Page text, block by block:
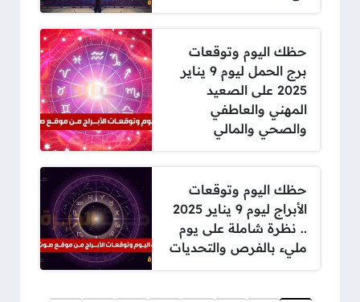
حظك اليوم وتوقعات
برج الحمل ليوم 9 يناير
2025 على الصعيد
المهني والعاطفي
والصحي والمالي
حظك اليوم وتوقعات
الأبراج ليوم 9 يناير 2025
.. نظرة شاملة على يوم
مليء بالفرص والتحديات